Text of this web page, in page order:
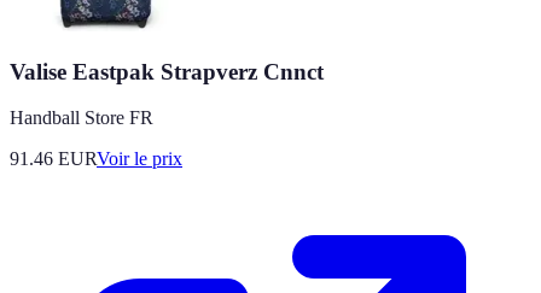
Valise Eastpak Strapverz Cnnct
Handball Store FR
91.46 EURVoir le prix